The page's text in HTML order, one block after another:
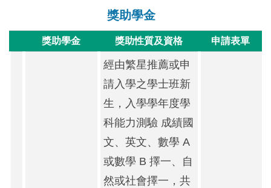
獎助學金
獎助學金 獎助性質及資格 申請表單
經由繁星推薦或申
請入學之學士班新
生，入學學年度學
科能力測驗 成績國
文、英文、數學 A
或數學 B 擇一、自
然或社會擇一，共